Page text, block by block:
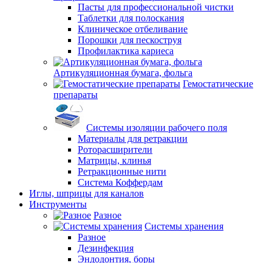
Пасты для профессиональной чистки
Таблетки для полоскания
Клиническое отбеливание
Порошки для пескоструя
Профилактика кариеса
Артикуляционная бумага, фольга
Гемостатические
препараты
Системы изоляции рабочего поля
Материалы для ретракции
Роторасширители
Матрицы, клинья
Ретракционные нити
Система Коффердам
Иглы, шприцы для каналов
Инструменты
Разное
Системы хранения
Разное
Дезинфекция
Эндодонтия, боры